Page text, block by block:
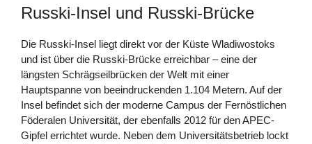
Russki-Insel und Russki-Brücke
Die Russki-Insel liegt direkt vor der Küste Wladiwostoks
und ist über die Russki-Brücke erreichbar – eine der
längsten Schrägseilbrücken der Welt mit einer
Hauptspanne von beeindruckenden 1.104 Metern. Auf der
Insel befindet sich der moderne Campus der Fernöstlichen
Föderalen Universität, der ebenfalls 2012 für den APEC-
Gipfel errichtet wurde. Neben dem Universitätsbetrieb lockt